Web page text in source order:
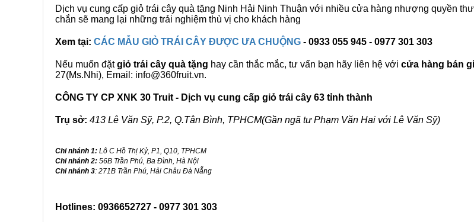
Dịch vụ cung cấp giỏ trái cây quà tặng Ninh Hải Ninh Thuận với nhiều cửa hàng nhượng quyền
chắn sẽ mang lại những trải nghiệm thù vị cho khách hàng
Xem tại: CÁC MẪU GIỎ TRÁI CÂY ĐƯỢC ƯA CHUỘNG - 0933 055 945 - 0977 301 303
Nếu muốn đặtgiỏ trái cây quà tặng hay cần thắc mắc, tư vấn bạn hãy liên hệ với cửa hàng bán
27(Ms.Nhi), Email: info@360fruit.vn.
CÔNG TY CP XNK 30 Truit - Dịch vụ cung cấp giỏ trái cây 63 tỉnh thành
Trụ sở: 413 Lê Văn Sỹ, P.2, Q.Tân Bình, TPHCM(Gần ngã tư Phạm Văn Hai với Lê Văn Sỹ)
Chi nhánh 1: Lô C Hồ Thị Kỷ, P1, Q10, TPHCM
Chi nhánh 2: 56B Trần Phú, Ba Đình, Hà Nội
Chi nhánh 3: 271B Trần Phú, Hải Châu Đà Nẵng
Hotlines: 0936652727 - 0977 301 303